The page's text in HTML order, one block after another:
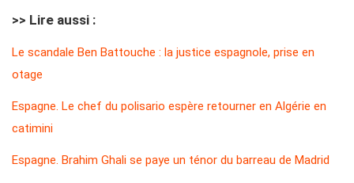
>> Lire aussi :
Le scandale Ben Battouche : la justice espagnole, prise en
otage
Espagne. Le chef du polisario espère retourner en Algérie en
catimini
Espagne. Brahim Ghali se paye un ténor du barreau de Madrid